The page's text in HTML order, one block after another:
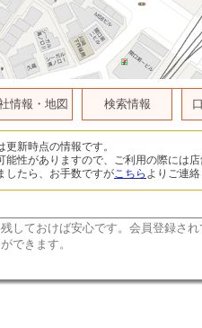
情報・地図 検索情報
新時点の情報です。
能性がありますので、ご利用の際には店
したら、お手数ですがこちら よりご連絡